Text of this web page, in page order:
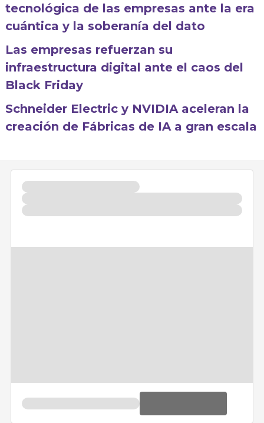
tecnológica de las empresas ante la era
cuántica y la soberanía del dato
Las empresas refuerzan su
infraestructura digital ante el caos del
Black Friday
Schneider Electric y NVIDIA aceleran la
creación de Fábricas de IA a gran escala